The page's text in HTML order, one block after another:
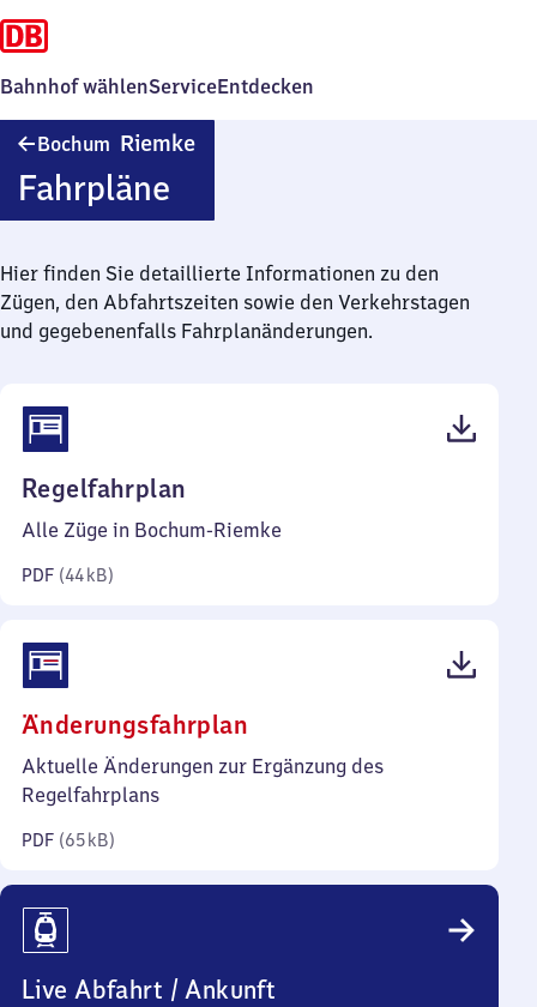
Bahnhof wählenServiceEntdecken
Bochum Riemke
Fahrpläne
Hier finden Sie detaillierte Informationen zu den
Zügen, den Abfahrtszeiten sowie den Verkehrstagen
und gegebenenfalls Fahrplanänderungen.
Regelfahrplan
44
Alle Züge in Bochum-Riemke
PDF (44 kB)
Änderungsfahrplan
65
Aktuelle Änderungen zur Ergänzung des
Regelfahrplans
PDF (65 kB)
Live Abfahrt / Ankunft